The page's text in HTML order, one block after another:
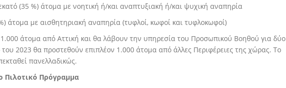
(35 %) άτομα με νοητική ή/και αναπτυξιακή ή/και ψυχική αναπηρία
άτομα με αισθητηριακή αναπηρία (τυφλοί, κωφοί και τυφλοκωφοί)
άτομα από Αττική και θα λάβουν την υπηρεσία του Προσωπικού Βοηθού για δύο
του 2023 θα προστεθούν επιπλέον 1.000 άτομα από άλλες Περιφέρειες της χώρας. Το
πανελλαδικώς.
Πιλοτικό Πρόγραμμα